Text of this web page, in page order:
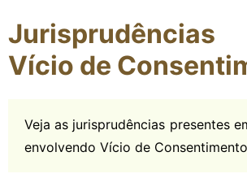
Vício de
Veja as jurisprudências presentes
envolvendo Vício de Consentimento